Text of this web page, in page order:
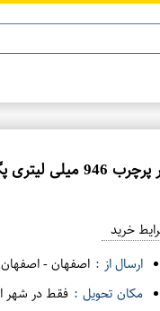
میلی لیتری پگاه
خرید
ارسال از : اصفهان-اصفهان
مکان تحویل : فقط در شهر